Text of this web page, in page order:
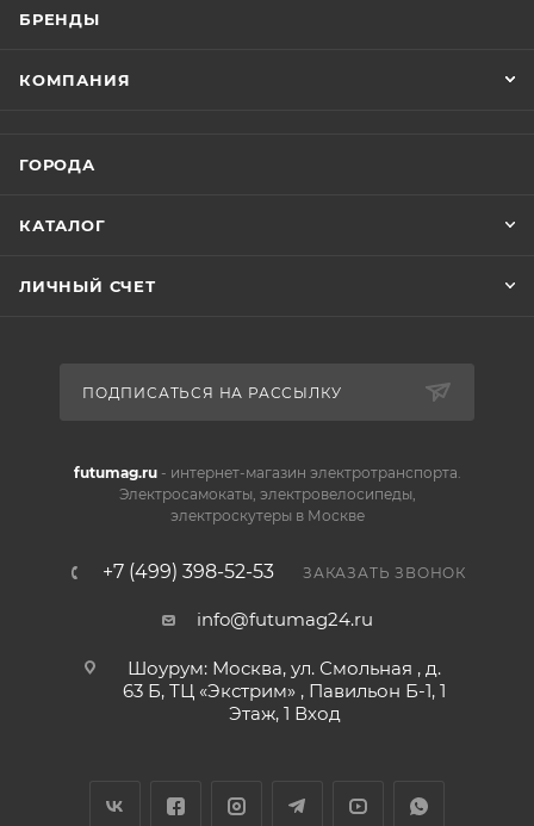
БРЕНДЫ
КОМПАНИЯ
ГОРОДА
КАТАЛОГ
ЛИЧНЫЙ СЧЕТ
ПОДПИСАТЬСЯ НА РАССЫЛКУ
futumag.ru- интернет-магазин электротранспорта.
Электросамокаты, электровелосипеды,
электроскутеры в Москве
+7 (499) 398-52-53 ЗАКАЗАТЬ ЗВОНОК
info@futumag24.ru
Шоурум: Москва, ул. Смольная , д.
63 Б, ТЦ «Экстрим» , Павильон Б-1, 1
Этаж, 1 Вход